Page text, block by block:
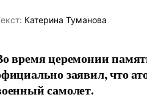
Катерина Туманова
время церемонии
заявил, что
самолет.